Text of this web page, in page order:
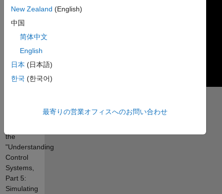
the
"Understanding
Control
Systems,
Part 5:
Simulating
New Zealand (English)
中国
简体中文
English
日本 (日本語)
한국 (한국어)
最寄りの営業オフィスへのお問い合わせ